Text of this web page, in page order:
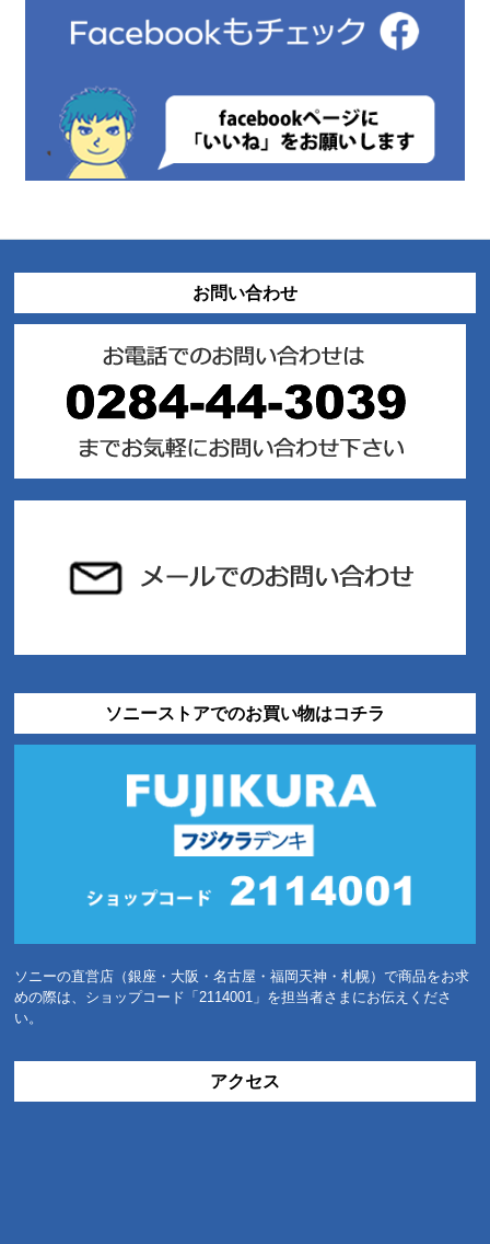
お問い合わせ
ソニーストアでのお買い物はコチラ
ソニーの直営店（銀座・大阪・名古屋・福岡天神・札幌）で商品をお求
めの際は、ショップコード「2114001」を担当者さまにお伝えくださ
い。
アクセス